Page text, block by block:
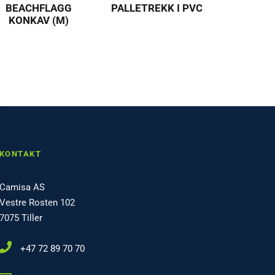
BEACHFLAGG
KONKAV (M)
PALLETREKK I PVC
KONTAKT
Camisa AS
Vestre Rosten 102
7075 Tiller
+47 72 89 70 70